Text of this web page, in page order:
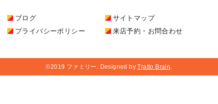
ブログ
サイトマップ
プライバシーポリシー
来店予約・お問合わせ
©2019 ファミリー. Designed byTratto Brain.